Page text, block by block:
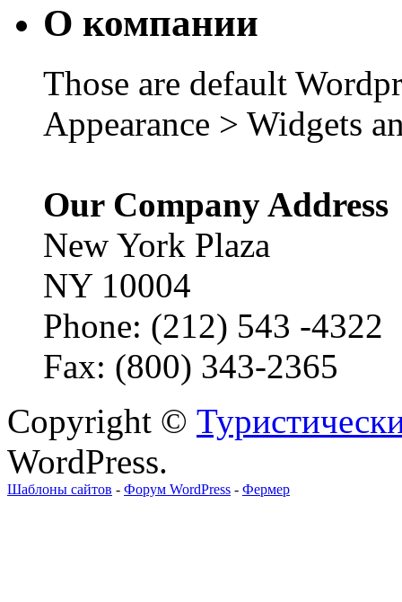
О компании
Those are default
Appearance > Widgets
Our Company Address
New York Plaza
NY 10004
Phone: (212) 543 -4322
Fax: (800) 343-2365
Copyright ©
WordPress.
Шаблоны сайтов - Форум WordPress - Фермер